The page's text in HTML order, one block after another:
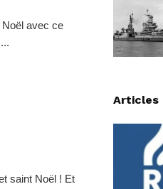
avec ce
saint Noël ! Et
Articles